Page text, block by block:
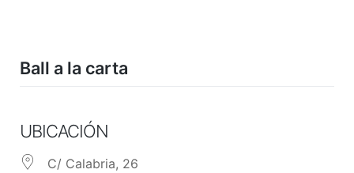
Ball a la carta
UBICACIÓN
C/ Calabria, 26